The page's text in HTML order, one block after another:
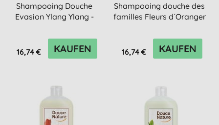
Shampooing Douche
Evasion Ylang Ylang -
16,74 € KAUFEN
Shampooing douche des
familles Fleurs d´Oranger
16,74 € KAUFEN